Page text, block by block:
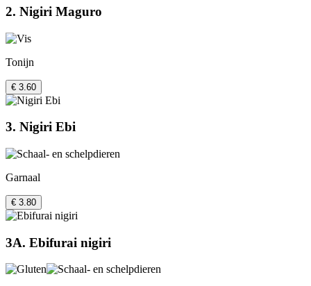
2. Nigiri Maguro
Tonijn
€ 3.60
3. Nigiri Ebi
Garnaal
€ 3.80
3A. Ebifurai nigiri